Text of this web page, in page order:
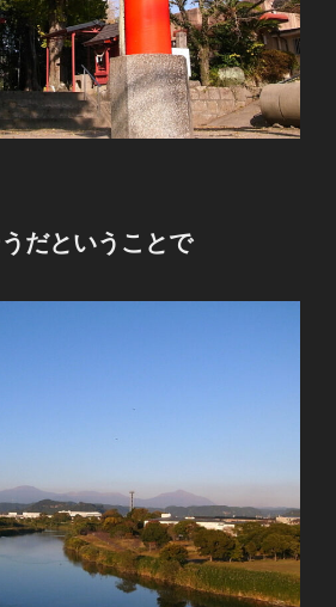
だということで